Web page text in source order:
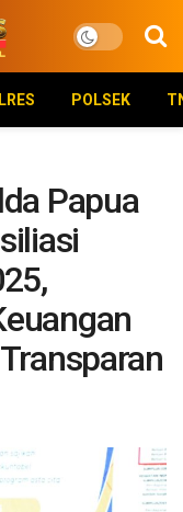
POLSEK
Papua